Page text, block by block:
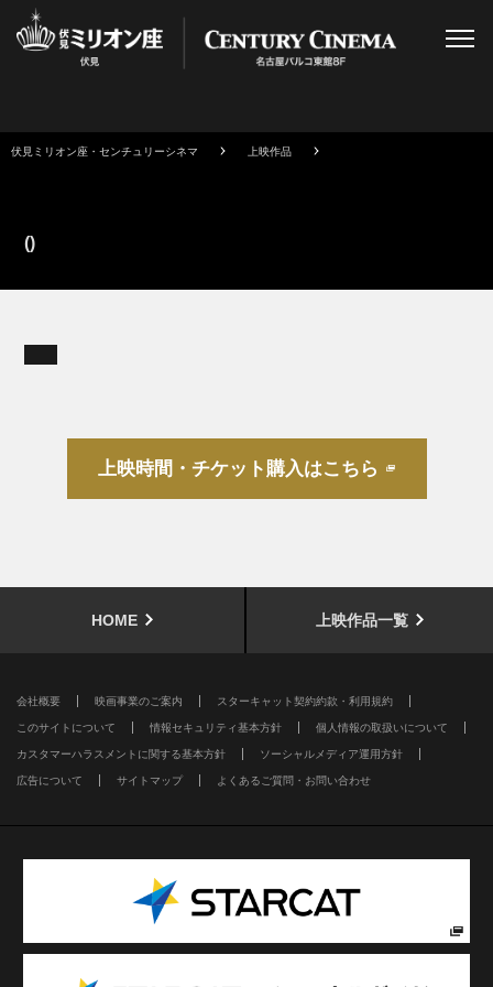
伏見ミリオン座・センチュリーシネマ 上映作品
()
上映時間・チケット購入はこちら
HOME 上映作品一覧
会社概要 映画事業のご案内 スターキャット契約約款・利用規約
このサイトについて 情報セキュリティ基本方針 個人情報の取扱いについて
カスタマーハラスメントに関する基本方針 ソーシャルメディア運用方針
広告について サイトマップ よくあるご質問・お問い合わせ